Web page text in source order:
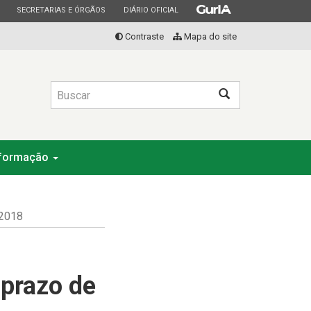
ESTADO
SECRETARIAS E ÓRGÃOS ESTADO
DIÁRIO OFICIAL ESTADO
Contraste Mapa do site
Buscar
de